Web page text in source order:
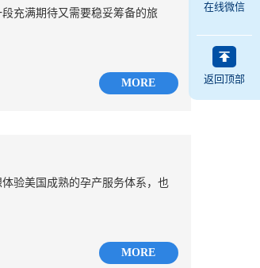
充满期待又需要稳妥筹备的旅
MORE
验美国成熟的孕产服务体系，也
MORE
在线微信
返回顶部